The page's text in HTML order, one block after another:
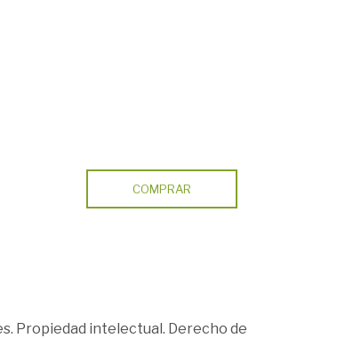
COMPRAR
Propiedad intelectual. Derecho de